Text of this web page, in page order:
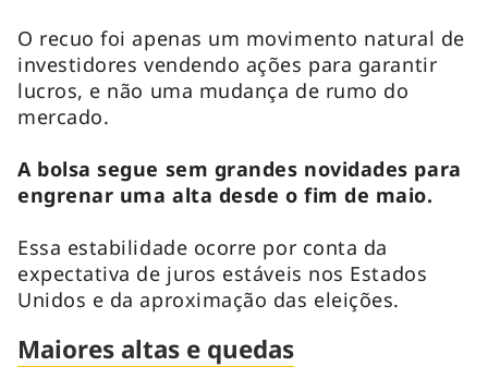
O recuo foi apenas um movimento natural de
investidores vendendo ações para garantir
lucros, e não uma mudança de rumo do
mercado.
A bolsa segue sem grandes novidades para
engrenar uma alta desde o fim de maio.
Essa estabilidade ocorre por conta da
expectativa de juros estáveis nos Estados
Unidos e da aproximação das eleições.
Maiores altas e quedas